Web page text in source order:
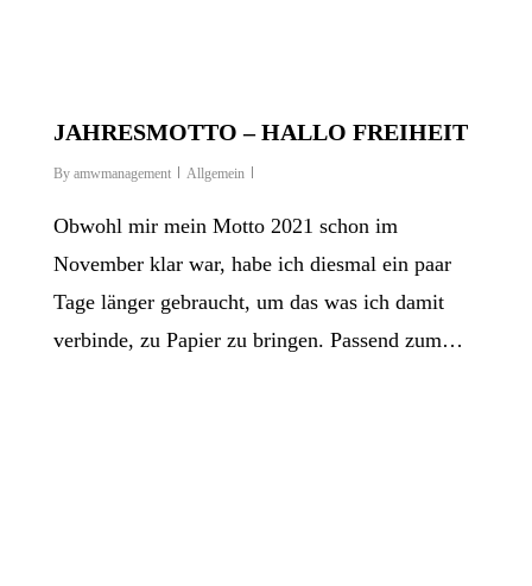
JAHRESMOTTO – HALLO FREIHEIT
By amwmanagement Allgemein
Obwohl mir mein Motto 2021 schon im
November klar war, habe ich diesmal ein paar
Tage länger gebraucht, um das was ich damit
verbinde, zu Papier zu bringen. Passend zum…